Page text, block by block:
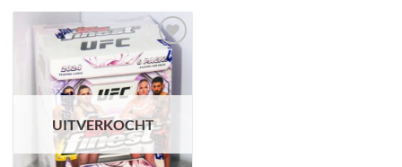
UITVERKOCHT